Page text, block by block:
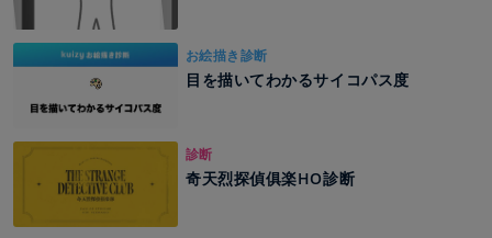
お絵描き診断
目を描いてわかるサイコパス度
診断
奇天烈探偵俱楽HO診断